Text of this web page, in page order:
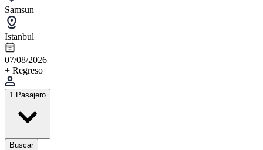
Samsun
Istanbul
07/08/2026
+ Regreso
1 Pasajero
Buscar